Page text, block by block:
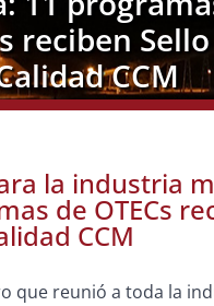
Minería en
Plataformas
reciben
CCM
la industria
de OTECs
CCM
que reunió a toda la